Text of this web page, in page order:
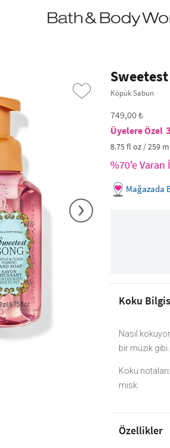
•2200₺ ve Üzeri Kargo Ücretsiz!•
›
Köpük Sabun
749,00 ₺
8.75 fl oz / 259
%70'e Varan
Mağazada
Koku
Nasıl
bir müzik gibi.
Koku
misk.
Özellikler